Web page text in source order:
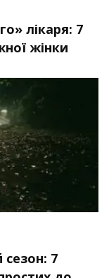
лікаря: 7
жінки
7